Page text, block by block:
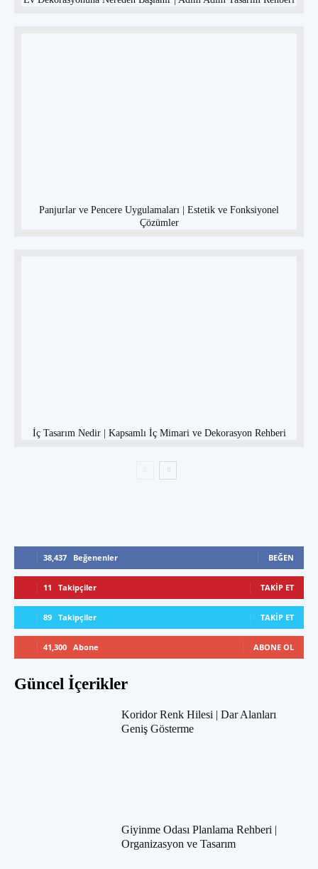
Panjurlar ve Pencere Uygulamaları | Estetik ve Fonksiyonel
Çözümler
İç Tasarım Nedir | Kapsamlı İç Mimari ve Dekorasyon Rehberi
38,437 Beğenenler BEĞEN
11 Takipçiler TAKIP ET
89 Takipçiler TAKIP ET
41,300 Abone ABONE OL
Güncel İçerikler
Koridor Renk Hilesi | Dar Alanları
Geniş Gösterme
Giyinme Odası Planlama Rehberi |
Organizasyon ve Tasarım